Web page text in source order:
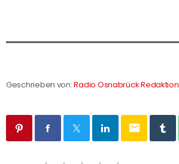
Geschrieben von:Radio Osnabrück Redaktion
email